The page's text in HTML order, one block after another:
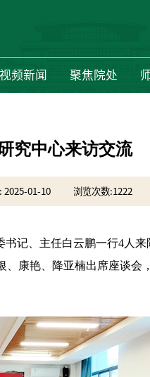
视频新闻 聚焦院处
究中心来访交流
2025-01-10 浏览次数:1222
记、主任白云鹏一行4人来
、康艳、降亚楠出席座谈会